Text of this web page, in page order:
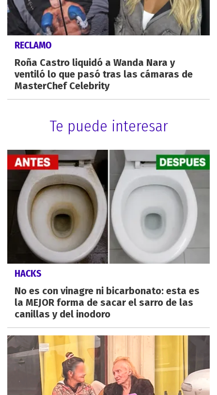
RECLAMO
Roña Castro liquidó a Wanda Nara y
ventiló lo que pasó tras las cámaras de
MasterChef Celebrity
Te puede interesar
HACKS
No es con vinagre ni bicarbonato: esta es
la MEJOR forma de sacar el sarro de las
canillas y del inodoro